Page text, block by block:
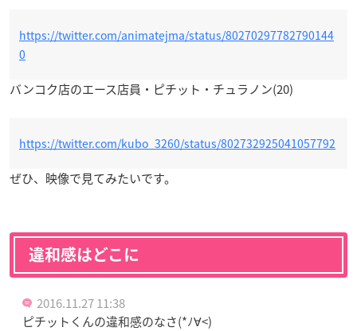
https://twitter.com/animatejma/status/80270297782790144
0
バンコク店のエース店員・ピチット・チュラノン(20)
https://twitter.com/kubo_3260/status/802732925041057792
ぜひ、映像で見てみたいです。
違和感はどこに
2016.11.27 11:38
ピチットくんの違和感のなさ(*ﾉ∀<)